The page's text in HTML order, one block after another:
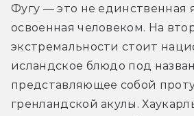
Фугу — это не единственная
освоенная человеком. На
экстремальности стоит
исландское блюдо под
представляющее собой
гренландской акулы.